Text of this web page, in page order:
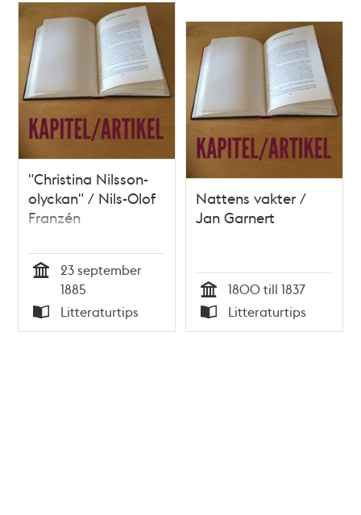
"Christina Nilsson-
olyckan" / Nils-Olof
Franzén
23 september
1885
Typ
Litteraturtips
Nattens vakter /
Jan Garnert
Tid
1800 till 1837
Typ
Litteraturtips